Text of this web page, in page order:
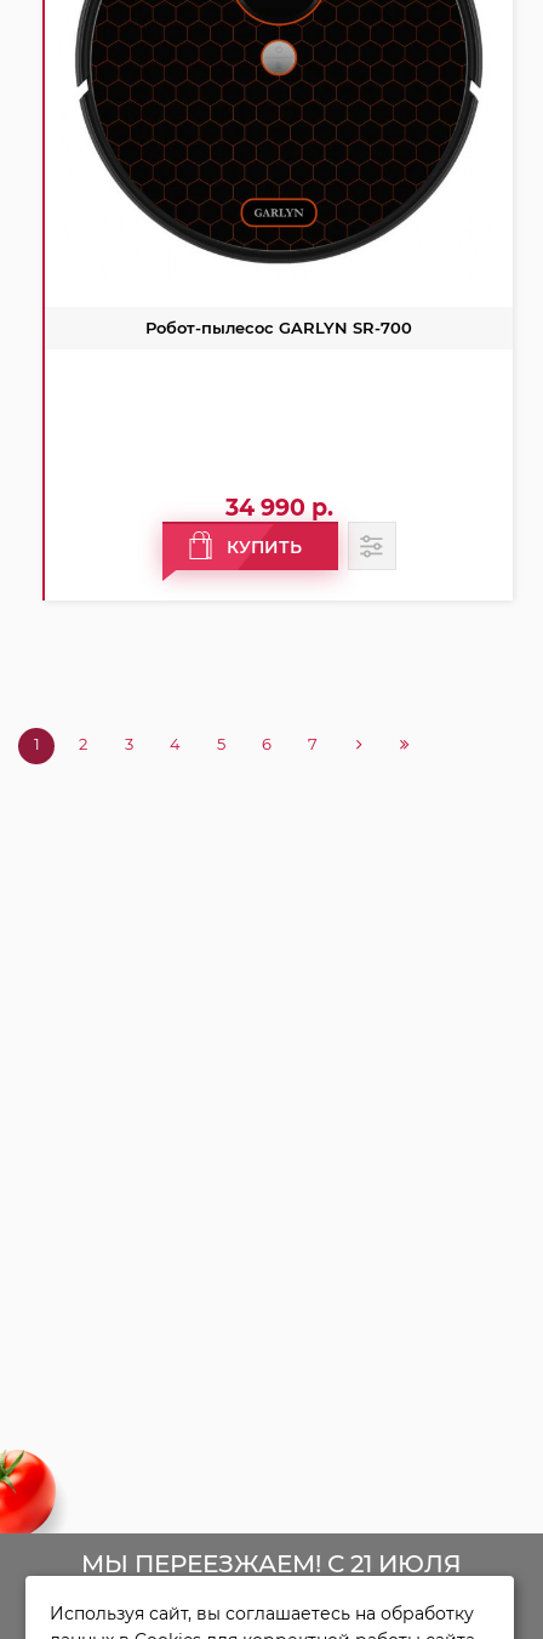
Робот-пылесос GARLYN SR-700
34 990 р.
КУПИТЬ
1 2 3 4 5 6 7
МЫ ПЕРЕЕЗЖАЕМ! С 21 ИЮЛЯ
МАГАЗИН БУДЕТ РАБОТАТЬ ПО
Используя сайт, вы соглашаетесь на обработку